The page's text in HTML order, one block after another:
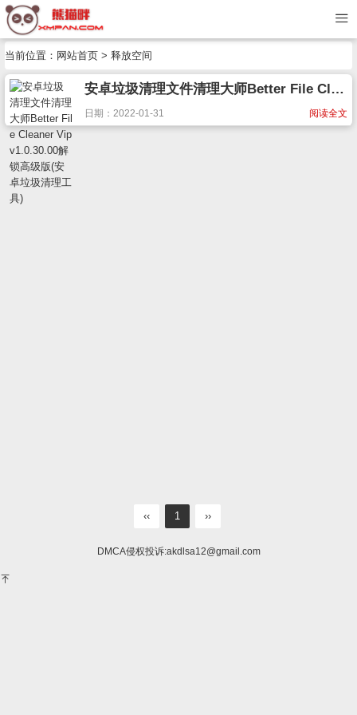
当前位置： 网站首页 > 释放空间
安卓垃圾清理文件清理大师Better File Cleaner Vip v1.0.30.00解锁高级版(安卓垃圾清理工具)
阅读全文
日期：2022-01-31
‹‹ 1 ››
DMCA侵权投诉:akdlsa12@gmail.com